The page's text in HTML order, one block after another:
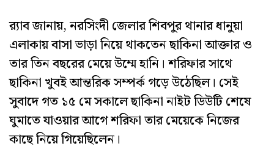
র‌্যাব জানায়, নরসিংদী জেলার শিবপুর থানার ধানুয়া
এলাকায় বাসা ভাড়া নিয়ে থাকতেন ছাকিনা আক্তার ও
তার তিন বছরের মেয়ে উম্মে হানি। শরিফার সাথে
ছাকিনা খুবই আন্তরিক সম্পর্ক গড়ে উঠেছিল। সেই
সুবাদে গত ১৫ মে সকালে ছাকিনা নাইট ডিউটি শেষে
ঘুমাতে যাওয়ার আগে শরিফা তার মেয়েকে নিজের
কাছে নিয়ে গিয়েছিলেন।